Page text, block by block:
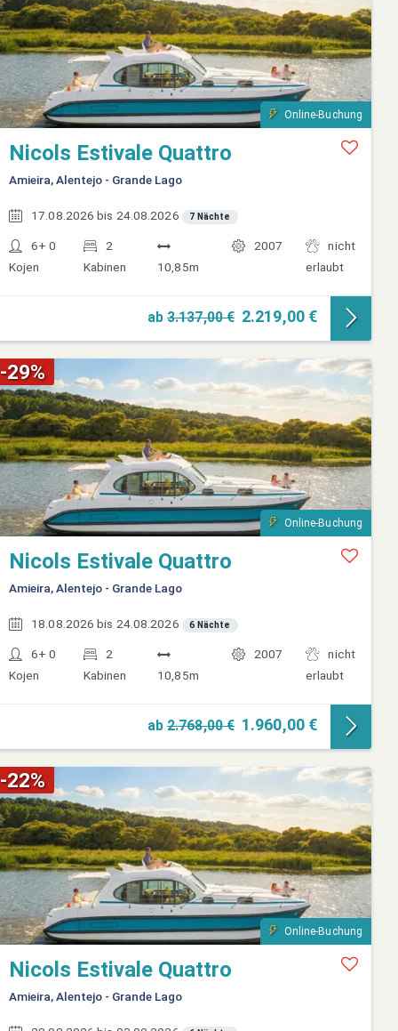
Online-Buchung
Nicols Estivale Quattro
Amieira, Alentejo - Grande Lago
17.08.2026 bis 24.08.2026 7 Nächte
6+ 0
Kojen
2
Kabinen
10,85m
2007
nicht
erlaubt
ab 3.137,00 € 2.219,00 €
-29%
Online-Buchung
Nicols Estivale Quattro
Amieira, Alentejo - Grande Lago
18.08.2026 bis 24.08.2026 6 Nächte
6+ 0
Kojen
2
Kabinen
10,85m
2007
nicht
erlaubt
ab 2.768,00 € 1.960,00 €
-22%
Online-Buchung
Nicols Estivale Quattro
Amieira, Alentejo - Grande Lago